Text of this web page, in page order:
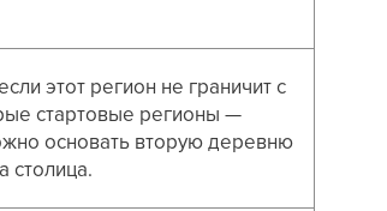
этот регион не граничит с
стартовые регионы —
основать вторую деревню
столица.